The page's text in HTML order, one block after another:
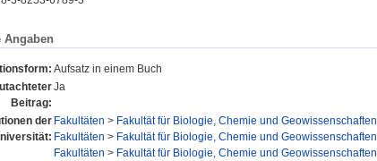
Angaben
Aufsatz in einem Buch
Beitrag:
Ja
der Fakultäten > Fakultät für Biologie, Chemie und Geowissenschaften
Fakultäten > Fakultät für Biologie, Chemie und Geowissenschaften
Fakultäten > Fakultät für Biologie, Chemie und Geowissenschaften